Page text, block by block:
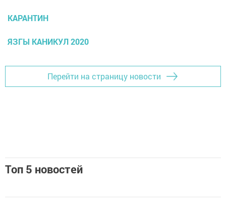
КАРАНТИН
ЯЗГЫ КАНИКУЛ 2020
Перейти на страницу новости
Топ 5 новостей